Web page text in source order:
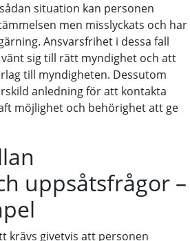
situation kan personen
men misslyckats och har
Ansvarsfrihet i dessa fall
sig till rätt myndighet och att
till myndigheten. Dessutom
anledning för att kontakta
möjlighet och behörighet att ge
uppsåtsfrågor –
krävs givetvis att personen